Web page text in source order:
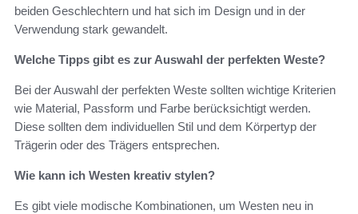
beiden Geschlechtern und hat sich im Design und in der
Verwendung stark gewandelt.
Welche Tipps gibt es zur Auswahl der perfekten Weste?
Bei der Auswahl der perfekten Weste sollten wichtige Kriterien
wie Material, Passform und Farbe berücksichtigt werden.
Diese sollten dem individuellen Stil und dem Körpertyp der
Trägerin oder des Trägers entsprechen.
Wie kann ich Westen kreativ stylen?
Es gibt viele modische Kombinationen, um Westen neu in